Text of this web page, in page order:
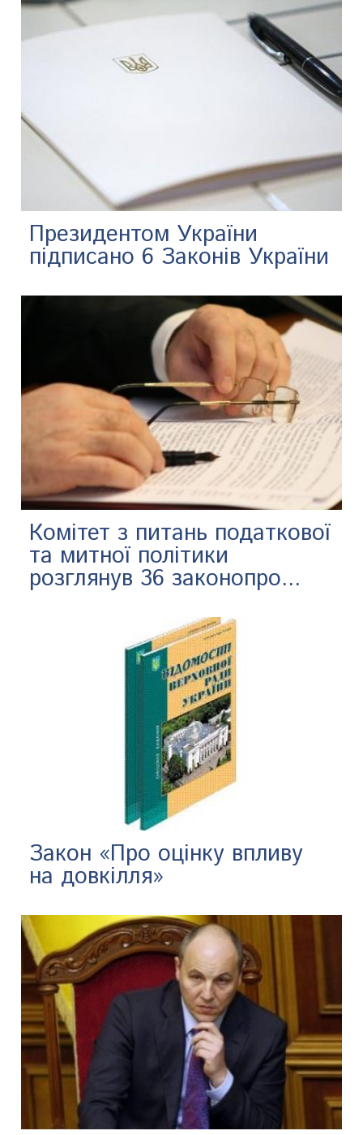
Президентом України
підписано 6 Законів України
​Комітет з питань податкової
та митної політики
розглянув 36 законопро...
Закон «Про оцінку впливу
на довкілля»